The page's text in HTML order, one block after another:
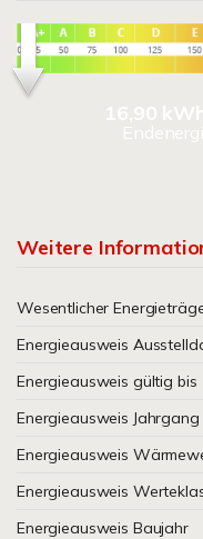
16,90
Weitere
Wesentlicher
Energieausweis
Energieausweis gültig bis
Energieausweis Jahrgang
Energieausweis
Energieausweis
Energieausweis Baujahr